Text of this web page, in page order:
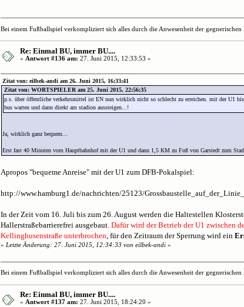
Bei einem Fußballspiel verkompliziert sich alles durch die Anwesenheit der gegnerischen
Re: Einmal BU, immer BU....
« Antwort #136 am: 27. Juni 2015, 12:33:53 »
Zitat von: eilbek-andi am 26. Juni 2015, 16:33:41
Zitat von: WORTSPIELER am 25. Juni 2015, 22:56:35
p.s. über öffentliche verkehrsmittel ist EN nun wirklich nicht so schlecht zu erreichen. mit der U1
bus warten und dann direkt am stadion aussteigen...!
Ja, wirklich ganz bequem...
Erst fast 40 Minuten vom Hauptbahnhof mit der U1 und dann 1,5 KM zu Fuß von Garstedt zum
Apropos "bequeme Anreise" mit der U1 zum DFB-Pokalspiel:
http://www.hamburg1.de/nachrichten/25123/
In der Zeit vom 16. Juli bis zum 26. August werden die Haltestellen
Hallerstraßebarrierefrei ausgebaut.Dafür wird der Betrieb der U1 zwischen
Kellinghusenstraße unterbrochen, für den Zeitraum der Sperrung wird ein
« Letzte Änderung: 27. Juni 2015, 12:34:33 von eilbek-andi »
Bei einem Fußballspiel verkompliziert sich alles durch die Anwesenheit der gegnerischen
Re: Einmal BU, immer BU....
« Antwort #137 am: 27. Juni 2015, 18:24:20 »